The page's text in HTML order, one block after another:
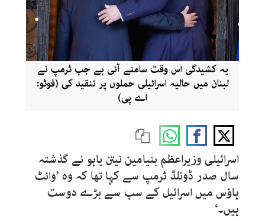
یہ کشیدگی اس وقت سامنے آئی ہے جب ٹرمپ نے
لبنان میں حالیہ اسرائیلی حملوں پر تنقید کی (فوٹو:
اے پی)
اسرائیلی وزیراعظم بنیامین نیتن یاہو نے گذشتہ
سال صدر ڈونلڈ ٹرمپ سے کہا تھا کہ وہ ’وائٹ
ہاؤس میں اسرائیل کے سب سے بڑے دوست
ہیں۔‘